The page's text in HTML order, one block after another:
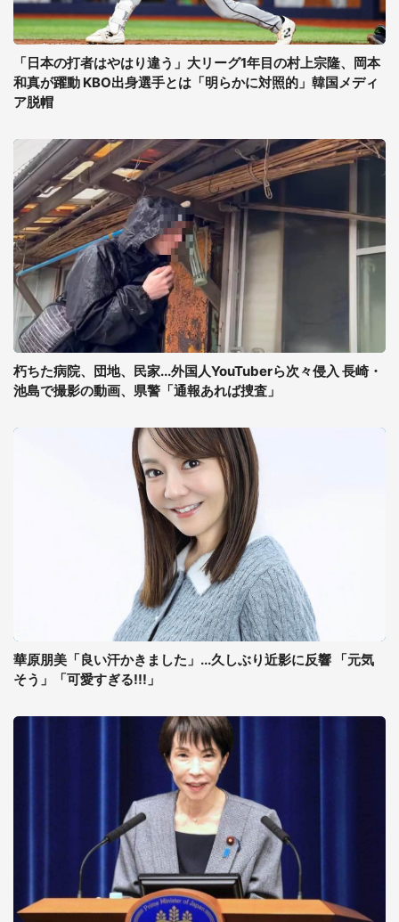
「日本の打者はやはり違う」大リーグ1年目の村上宗隆、岡本
和真が躍動 KBO出身選手とは「明らかに対照的」韓国メディ
ア脱帽
朽ちた病院、団地、民家...外国人YouTuberら次々侵入 長崎・
池島で撮影の動画、県警「通報あれば捜査」
華原朋美「良い汗かきました」...久しぶり近影に反響 「元気
そう」「可愛すぎる!!!」